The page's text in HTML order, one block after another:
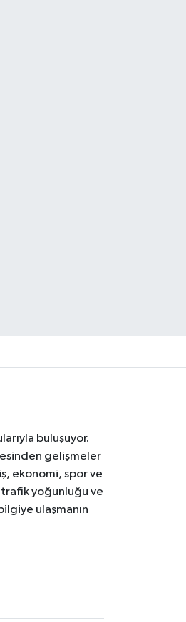
buluşuyor.
gelişmeler
ekonomi, spor ve
trafik yoğunluğu ve
ulaşmanın